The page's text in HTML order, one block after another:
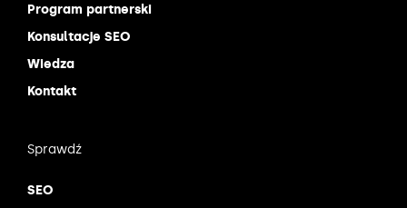
Program partnerski
Konsultacje SEO
Wiedza
Kontakt
Sprawdź
SEO